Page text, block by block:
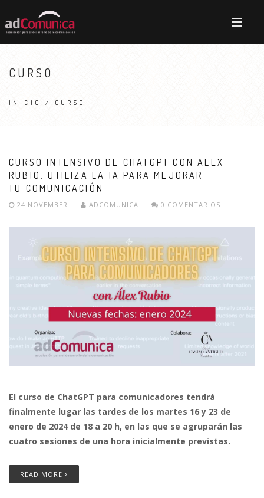
CURSO
INICIO / CURSO
CURSO INTENSIVO DE CHATGPT CON ALEX
RUBIO: UTILIZA LA IA PARA MEJORAR
TU COMUNICACIÓN
24 NOVEMBER ADCOMUNICA 0 COMENTARIOS
El curso de ChatGPT para comunicadores tendrá
finalmente lugar las tardes de los martes 16 y 23 de
enero de 2024 de 18 a 20 h, en las que se agruparán las
cuatro sesiones de una hora inicialmente previstas.
READ MORE